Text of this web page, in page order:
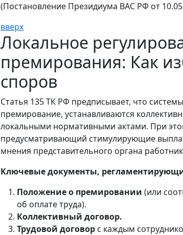
(Постановление Президиума ВАС РФ от
вверх
Локальное
премирования: Как
споров
Статья 135 ТК РФ предписывает, что
премирование, устанавливаются
локальными нормативными актами. При
предусматривающий стимулирующие
мнения представительного органа
Ключевые документы,
Положение о премировании (или
об оплате труда).
Коллективный договор.
Трудовой договор с каждым